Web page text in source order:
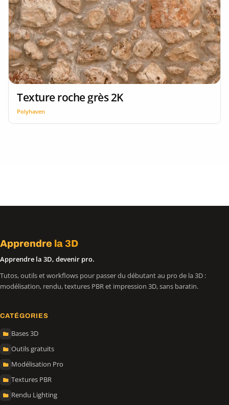
Texture roche grès 2K
Polyhaven
Apprendre la 3D
Apprendre la 3D, devenir pro.
Tutos, outils et workflows pour passer du débutant au pro de la 3D :
modélisation, rendu, textures PBR et impression 3D, sans baratin.
CATÉGORIES
Bases 3D
Outils gratuits
Modélisation Pro
Textures PBR
Rendu Lighting